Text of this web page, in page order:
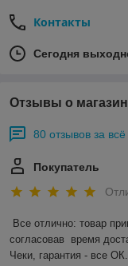
Контакты
Сегодня
Отзывы о
80 отзывов за
Покупатель
Все отлично: товар
согласовав  время
Чеки, гарантия - все ОК.